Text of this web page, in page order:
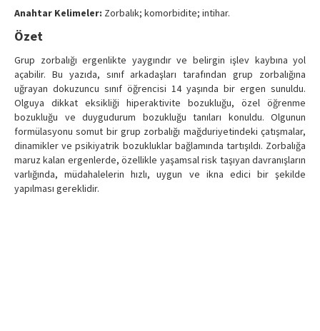
Anahtar Kelimeler: Zorbalık; komorbidite; intihar.
Özet
Grup zorbalığı ergenlikte yaygındır ve belirgin işlev kaybına yol
açabilir. Bu yazıda, sınıf arkadaşları tarafından grup zorbalığına
uğrayan dokuzuncu sınıf öğrencisi 14 yaşında bir ergen sunuldu.
Olguya dikkat eksikliği hiperaktivite bozukluğu, özel öğrenme
bozukluğu ve duygudurum bozukluğu tanıları konuldu. Olgunun
formülasyonu somut bir grup zorbalığı mağduriyetindeki çatışmalar,
dinamikler ve psikiyatrik bozukluklar bağlamında tartışıldı. Zorbalığa
maruz kalan ergenlerde, özellikle yaşamsal risk taşıyan davranışların
varlığında, müdahalelerin hızlı, uygun ve ikna edici bir şekilde
yapılması gereklidir.